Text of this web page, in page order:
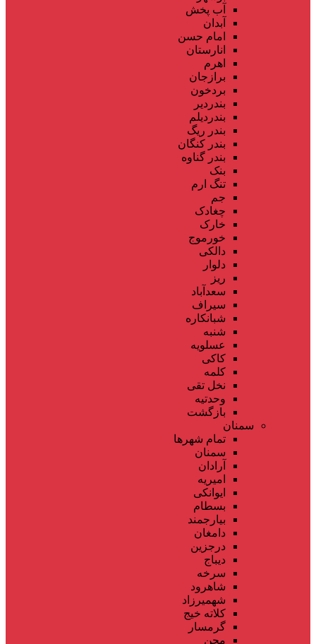
آب پخش
آبدان
امام حسن
انارستان
اهرم
برازجان
بردخون
بندردیر
بندردیلم
بندر ریگ
بندر کنگان
بندر گناوه
بنک
تنگ ارم
جم
چغادک
خارک
خورموج
دالکی
دلوار
ریز
سعدآباد
سیراف
شبانکاره
شنبه
عسلویه
کاکی
کلمه
نخل تقی
وحدتیه
بازگشت
سمنان
تمام شهر‌ها
سمنان
آرادان
امیریه
ایوانکی
بسطام
بیارجمند
دامغان
درجزین
دیباج
سرخه
شاهرود
شهمیرزاد
کلاته خیج
گرمسار
مجن